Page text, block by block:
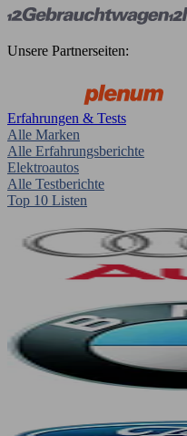
Unsere Partnerseiten:
Erfahrungen & Tests
Alle Marken
Alle Erfahrungsberichte
Elektroautos
Alle Testberichte
Top 10 Listen